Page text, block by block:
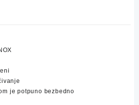
je potpuno bezbedno